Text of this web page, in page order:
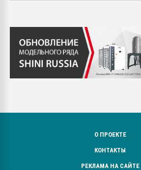
О ПРОЕКТЕ
КОНТАКТЫ
РЕКЛАМА НА САЙТЕ